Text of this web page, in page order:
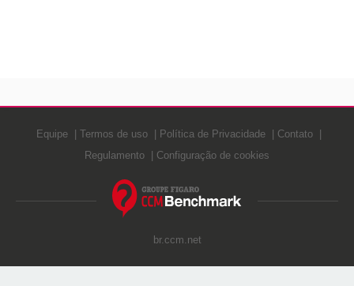
Equipe Termos de uso Política de Privacidade
Contato
Regulamento
Configuração de cookies
br.ccm.net